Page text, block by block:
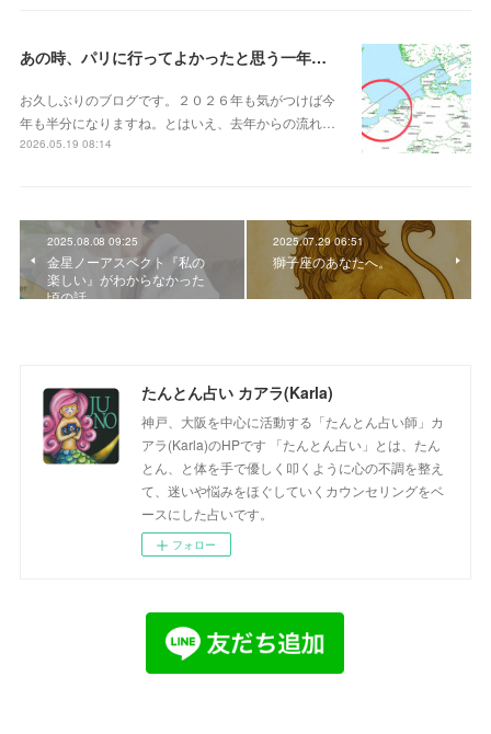
あの時、パリに行ってよかったと思う一年後の話
お久しぶりのブログです。２０２６年も気がつけば今
年も半分になりますね。とはいえ、去年からの流れ…
2026.05.19 08:14
2025.08.08 09:25
金星ノーアスペクト『私の
楽しい』がわからなかった
頃の話
2025.07.29 06:51
獅子座のあなたへ。
たんとん占い カアラ(Karla)
神戸、大阪を中心に活動する「たんとん占い師」カ
アラ(Karla)のHPです 「たんとん占い」とは、たん
とん、と体を手で優しく叩くように心の不調を整え
て、迷いや悩みをほぐしていくカウンセリングをベ
ースにした占いです。
フォロー